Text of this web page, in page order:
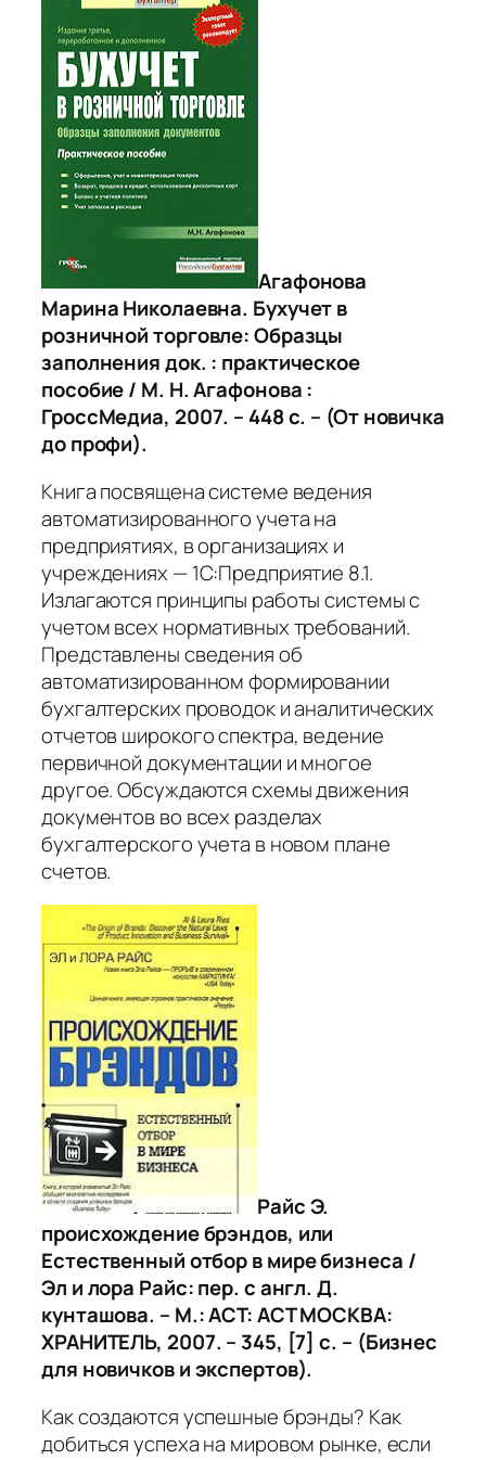
Агафонова
Марина Николаевна. Бухучет в
розничной торговле: Образцы
заполнения док. : практическое
пособие / М. Н. Агафонова :
ГроссМедиа, 2007. – 448 с. – (От новичка
до профи).
Книга посвящена системе ведения
автоматизированного учета на
предприятиях, в организациях и
учреждениях — 1С:Предприятие 8.1.
Излагаются принципы работы системы с
учетом всех нормативных требований.
Представлены сведения об
автоматизированном формировании
бухгалтерских проводок и аналитических
отчетов широкого спектра, ведение
первичной документации и многое
другое. Обсуждаются схемы движения
документов во всех разделах
бухгалтерского учета в новом плане
счетов.
Райс Э.
происхождение брэндов, или
Естественный отбор в мире бизнеса /
Эл и лора Райс: пер. с англ. Д.
кунташова. – М.: АСТ: АСТ МОСКВА:
ХРАНИТЕЛЬ, 2007. – 345, [7]c. – (Бизнес
для новичков и экспертов).
Как создаются успешные брэнды? Как
добиться успеха на мировом рынке, если